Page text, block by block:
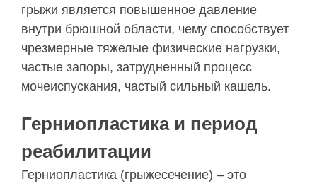
грыжи является повышенное давление
внутри брюшной области, чему способствует
чрезмерные тяжелые физические нагрузки,
частые запоры, затрудненный процесс
мочеиспускания, частый сильный кашель.
Герниопластика и период
реабилитации
Герниопластика (грыжесечение) – это